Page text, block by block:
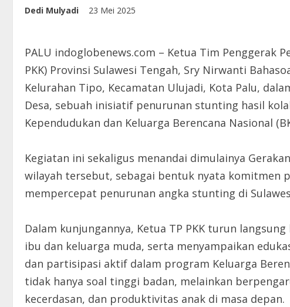
Dedi Mulyadi 23 Mei 2025
PALU indoglobenews.com – Ketua Tim Penggerak
PKK) Provinsi Sulawesi Tengah, Sry Nirwanti
Kelurahan Tipo, Kecamatan Ulujadi, Kota Palu,
Desa, sebuah inisiatif penurunan stunting hasil
Kependudukan dan Keluarga Berencana Nasional
Kegiatan ini sekaligus menandai dimulainya
wilayah tersebut, sebagai bentuk nyata komitmen
mempercepat penurunan angka stunting di
Dalam kunjungannya, Ketua TP PKK turun
ibu dan keluarga muda, serta menyampaikan
dan partisipasi aktif dalam program Keluarga
tidak hanya soal tinggi badan, melainkan
kecerdasan, dan produktivitas anak di masa depan.